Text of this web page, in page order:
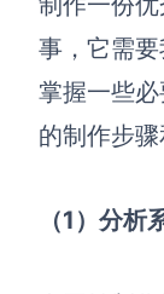
事，它需
掌握一些
的制作步骤
（1）分析